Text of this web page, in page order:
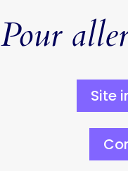
Pour
Site